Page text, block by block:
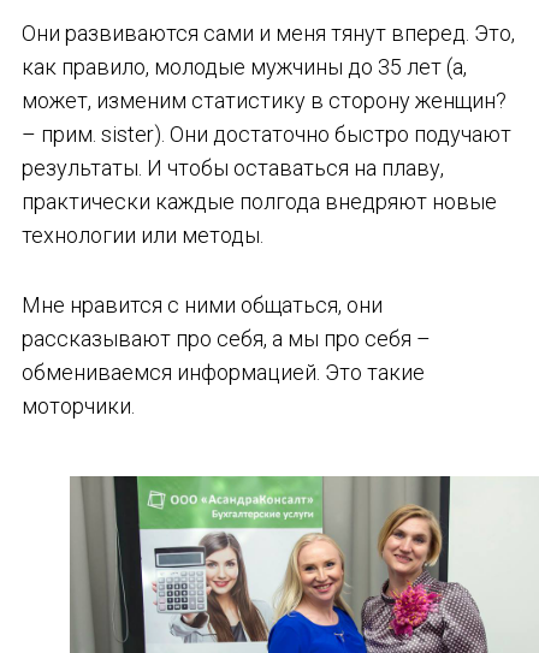
Они развиваются сами и меня тянут вперед. Это,
как правило, молодые мужчины до 35 лет (а,
может, изменим статистику в сторону женщин?
– прим. sister). Они достаточно быстро подучают
результаты. И чтобы оставаться на плаву,
практически каждые полгода внедряют новые
технологии или методы.
Мне нравится с ними общаться, они
рассказывают про себя, а мы про себя –
обмениваемся информацией. Это такие
моторчики.